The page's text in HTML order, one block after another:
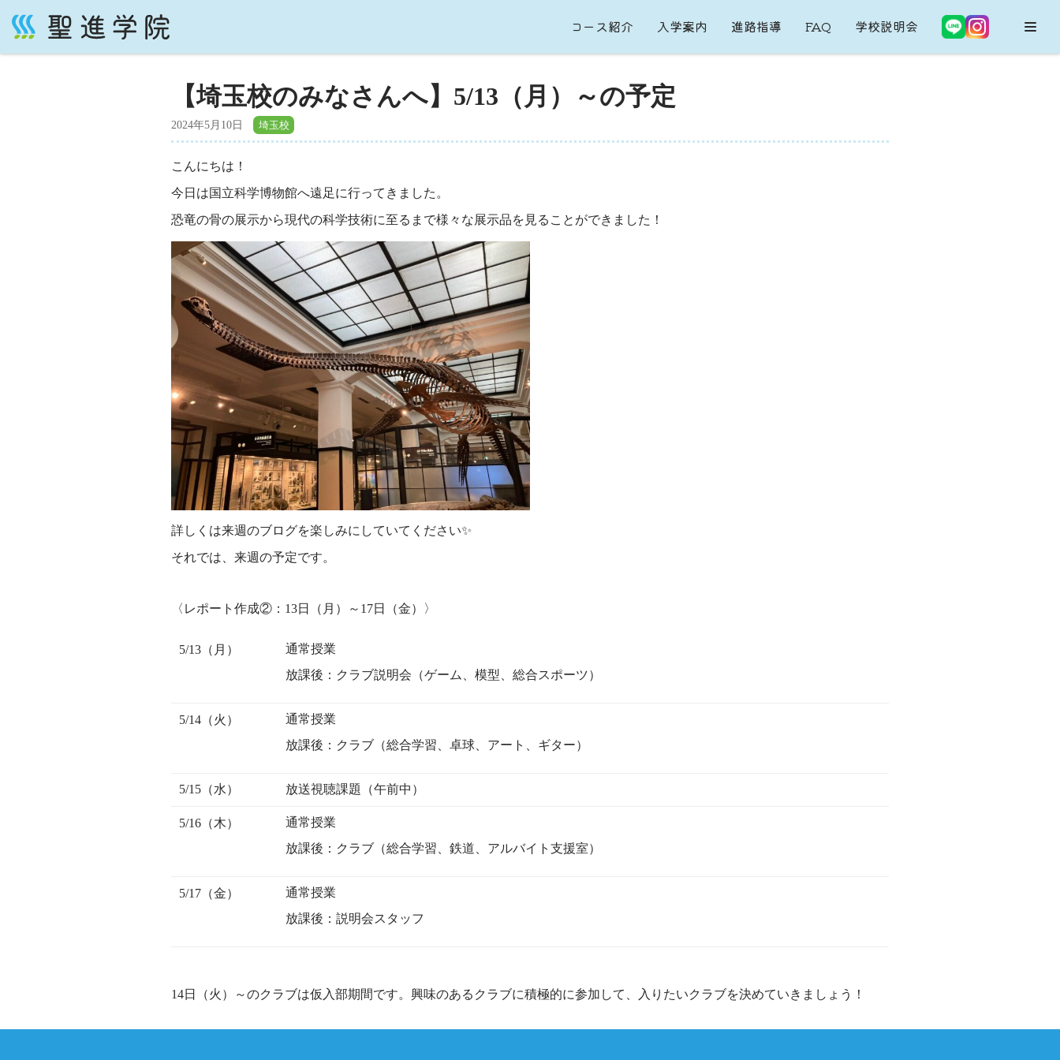
コ
コース紹介 入学案内 進路指導 FAQ 学校説明会
【埼玉校のみなさんへ】5/13（月）～の予定
2024年5月10日
こんにちは！
今日は国立科学博物館へ遠足に行ってきました。
恐竜の骨の展示から現代の科学技術に至るまで様々な展示品を見ることができました！
詳しくは来週のブログを楽しみにしていてください✨
それでは、来週の予定です。
〈レポート作成②：13日（月）～17日（金）〉
5/13（月）
通常授業
放課後：クラブ説明会（ゲーム、模型、総合スポーツ）
5/14（火）
通常授業
放課後：クラブ（総合学習、卓球、アート、ギター）
5/15（水） 放送視聴課題（午前中）
5/16（木）
通常授業
放課後：クラブ（総合学習、鉄道、アルバイト支援室）
5/17（金）
通常授業
放課後：説明会スタッフ
14日（火）～のクラブは仮入部期間です。興味のあるクラブに積極的に参加して、入りたいクラブを決めていきましょう！